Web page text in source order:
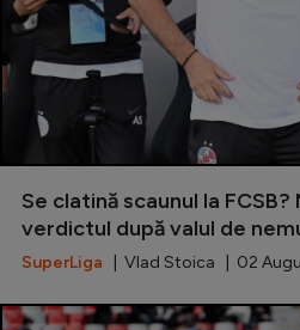
Se clatină scaunul la
verdictul după valul de
SuperLiga | Vlad Stoica | 02